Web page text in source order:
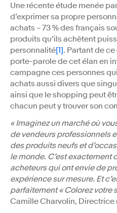
Une récente étude menée
d’exprimer sa propre
achats – 73 % des français
produits qu’ils achètent
personnalité[1]. Partant de
porte-parole de cet élan en
campagne ces personnes
achats aussi divers que
ainsi que le shopping peut
chacun peut y trouver son
« Imaginez un marché où
de vendeurs professionnels
des produits neufs et
le monde. C’est exactement
acheteurs qui ont envie de
expérience sur mesure. Et
parfaitement « Colorez votre
Camille Charvolin, Directrice